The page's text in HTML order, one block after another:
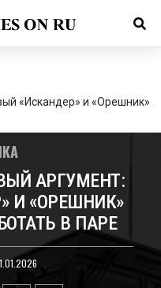
«Искандер» и «Орешник»
АРГУМЕНТ:
И «ОРЕШНИК»
В ПАРЕ